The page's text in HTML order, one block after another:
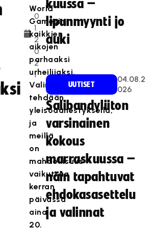
.
0
1.
2
0
2
1
World
Gamesin
kaikkien
aikojen
parhaaksi
urheilijaksi.
Valinta
tehdään
yleisöäänestyksellä,
ja
meillä
on
mahdollisuus
vaikuttaa
kerran
päivässä
aina
20.
kuussa –
lipunmyynti jo
auki
UUTISET
04.08.2
026
Salibandyliiton
varsinainen
kokous
marraskuussa –
näin tapahtuvat
ehdokasasettelu
ja valinnat